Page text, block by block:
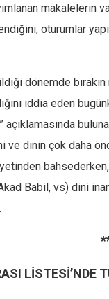
makalelerin
oturumlar
dönemde
iddia eden
açıklamasında
ve dinin çok daha
Babil, vs) dini
LİSTESİ’NDE